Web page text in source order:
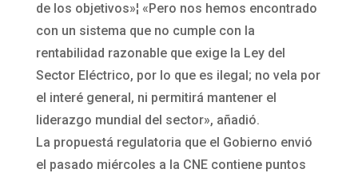
de los objetivos»¦ «Pero nos hemos encontrado
con un sistema que no cumple con la
rentabilidad razonable que exige la Ley del
Sector Eléctrico, por lo que es ilegal; no vela por
el interé general, ni permitirá mantener el
liderazgo mundial del sector», añadió.
La propuestá regulatoria que el Gobierno envió
el pasado miércoles a la CNE contiene puntos